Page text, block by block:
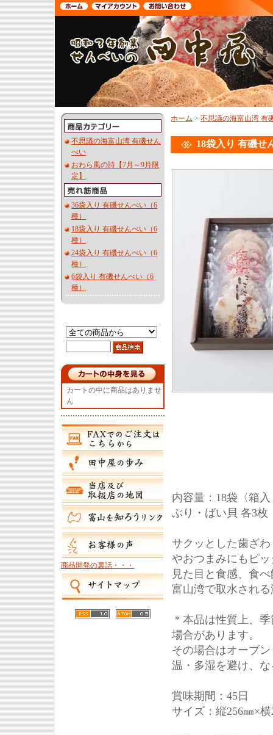
不思議の海富山湾 有磯せん
べい
おわら風の詩【7月～9月限
定】
36袋入り 有磯せんべい（6
種）
18袋入り 有磯せんべい（6
種）
24袋入り 有磯せんべい（6
種）
6袋入り 有磯せんべい（6
種）
カートの中に商品はありませ
ん
商品開発の裏話・・・
ホーム > 不思議の海富山湾 有
18袋入り 有磯せ
内容量：18袋〈箱
ぶり・ばい貝 各3枚
サクッとした歯ざ
やおつまみにもピ
見た目と食感、食
富山湾で取水され
＊本品は性質上、
場合があります。
その場合はオーブ
温・多湿を避け、
賞味期間：45日
サイズ：縦256㎜×